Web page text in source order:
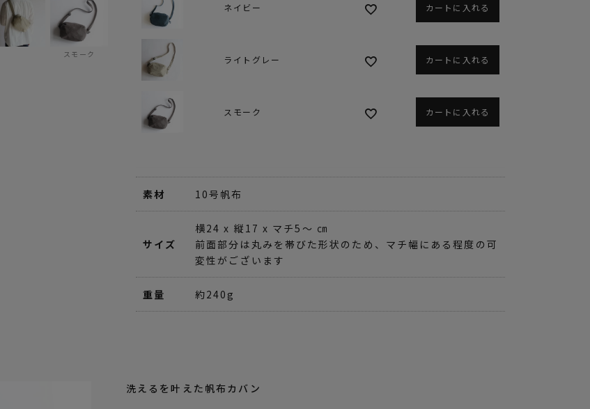
スモーク
ネイビー カートに入れる
ライトグレー カートに入れる
スモーク カートに入れる
素材 10号帆布
サイズ
横24 x 縦17 x マチ5～ ㎝
前面部分は丸みを帯びた形状のため、マチ幅にある程度の可
変性がございます
重量 約240g
洗えるを叶えた帆布カバン